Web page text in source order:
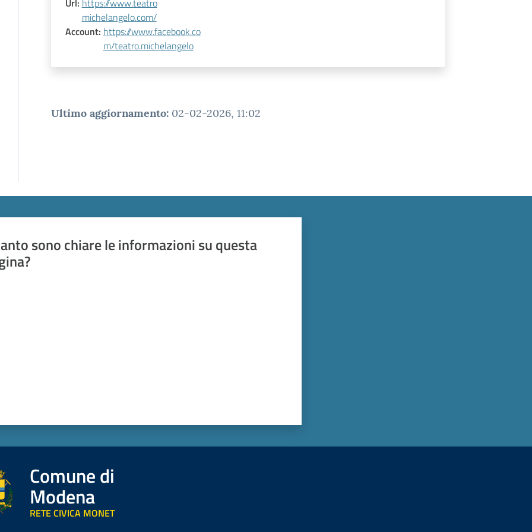
Url: https://www.teatro
michelangelo.com/
Account: https://www.facebook.co
m/teatro.michelangelo
Ultimo aggiornamento: 02-02-2026, 11:02
sono chiare le informazioni su questa
Comune di
Modena
RETE CIVICA MONET